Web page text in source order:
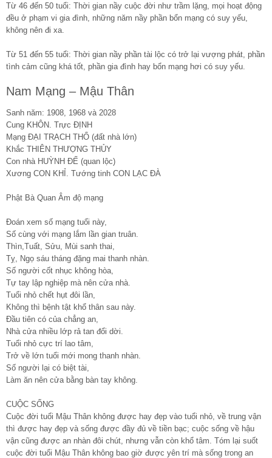
Từ 46 đến 50 tuổi: Thời gian nầy cuộc đời như trầm lặng, mọi hoạt động
đều ở phạm vi gia đình, những năm nầy phần bổn mạng có suy yếu,
không nên đi xa.
Từ 51 đến 55 tuổi: Thời gian nầy phần tài lộc có trở lại vượng phát, phần
tình cảm cũng khá tốt, phần gia đình hay bổn mạng hơi có suy yếu.
Nam Mạng – Mậu Thân
Sanh năm: 1908, 1968 và 2028
Cung KHÔN. Trực ĐỊNH
Mạng ĐẠI TRẠCH THỔ (đất nhà lớn)
Khắc THIÊN THƯỢNG THỦY
Con nhà HUỲNH ĐẾ (quan lộc)
Xương CON KHỈ. Tướng tinh CON LẠC ĐÀ
Phật Bà Quan Âm độ mạng
Đoán xem số mạng tuổi này,
Số cùng với mạng lắm lần gian truân.
Thìn,Tuất, Sửu, Mùi sanh thai,
Tỵ, Ngọ sáu tháng đặng mai thanh nhàn.
Số người cốt nhục không hòa,
Tự tay lập nghiệp mà nên cửa nhà.
Tuổi nhỏ chết hụt đôi lần,
Không thì bệnh tật khổ thân sau này.
Đầu tiên có của chẳng an,
Nhà cửa nhiều lớp rả tan đổi dời.
Tuổi nhỏ cực trí lao tâm,
Trở về lớn tuổi mới mong thanh nhàn.
Số người lại có biệt tài,
Làm ăn nên cửa bằng bàn tay không.
CUỘC SỐNG
Cuộc đời tuổi Mậu Thân không được hay đẹp vào tuổi nhỏ, về trung vận
thì được hay đẹp và sống được đầy đủ về tiền bạc; cuộc sống về hậu
vận cũng được an nhàn đôi chút, nhưng vẫn còn khổ tâm. Tóm lại suốt
cuộc đời tuổi Mậu Thân không bao giờ được yên trí mà sống trong an